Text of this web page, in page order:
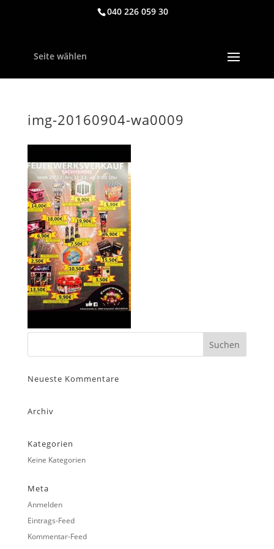
040 226 059 30
Seite wählen
img-20160904-wa0009
Neueste Kommentare
Archiv
Kategorien
Keine Kategorien
Meta
Anmelden
Eintrags-Feed
Kommentar-Feed